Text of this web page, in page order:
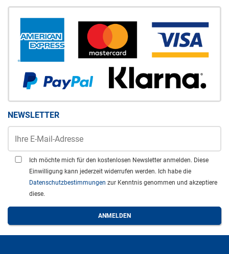
NEWSLETTER
Ich möchte mich für den kostenlosen Newsletter anmelden. Diese
Einwilligung kann jederzeit widerrufen werden. Ich habe die
Datenschutzbestimmungen zur Kenntnis genommen und akzeptiere
diese.